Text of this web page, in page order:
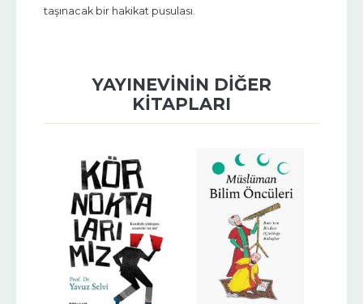
taşınacak bir hakikat pusulası.
YAYINEVININ DIĞER
KITAPLARI